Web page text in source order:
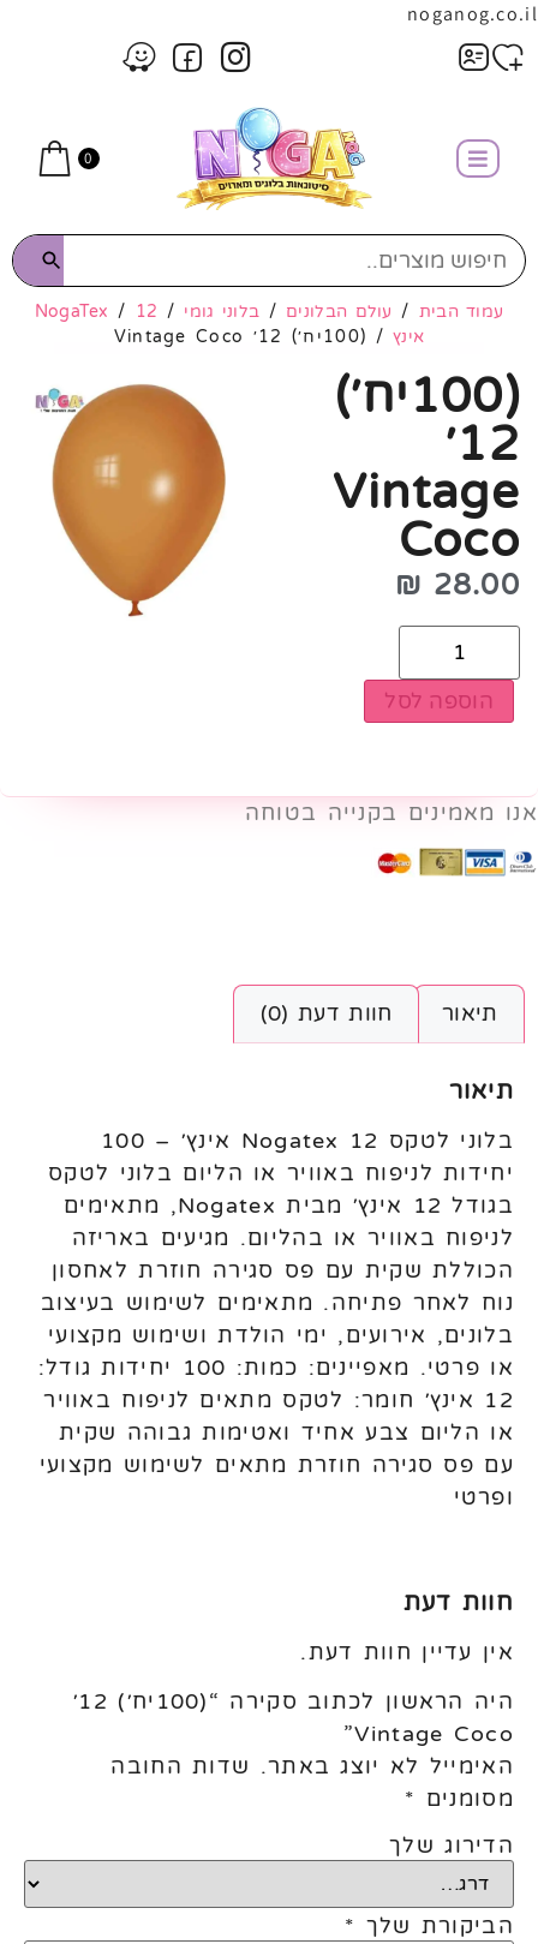
noganog.co.il
0
עמוד הבית / עולם הבלונים / בלוני גומי /
NogaTex /
12
אינץ/ (100יח׳) 12׳ Vintage Coco
(100יח׳)
12׳
Vintage
Coco
28.00
₪
הוספה לסל
אנו מאמינים בקנייה בטוחה
תיאור חוות דעת (0)
תיאור
בלוני לטקס Nogatex 12 אינץ׳ – 100
יחידות לניפוח באוויר או הליום בלוני לטקס
בגודל 12 אינץ׳ מבית Nogatex, מתאימים
לניפוח באוויר או בהליום. מגיעים באריזה
הכוללת שקית עם פס סגירה חוזרת לאחסון
נוח לאחר פתיחה. מתאימים לשימוש בעיצוב
בלונים, אירועים, ימי הולדת ושימוש מקצועי
או פרטי. מאפיינים: כמות: 100 יחידות גודל:
12 אינץ׳ חומר: לטקס מתאים לניפוח באוויר
או הליום צבע אחיד ואטימות גבוהה שקית
עם פס סגירה חוזרת מתאים לשימוש מקצועי
ופרטי
חוות דעת
אין עדיין חוות דעת.
היה הראשון לכתוב סקירה “(100יח׳) 12׳
Vintage Coco”
האימייל לא יוצג באתר. שדות החובה
מסומנים *
הדירוג שלך
הביקורת שלך *